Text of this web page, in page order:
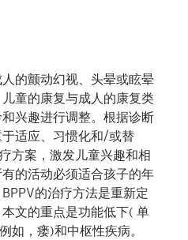
的颤动幻视、头晕或眩晕
童的康复与成人的康复类
兴趣进行调整。根据诊断
适应、习惯化和/或替
方案，激发儿童兴趣和相
的活动必须适合孩子的年
BPPV的治疗方法是重新定
文的重点是功能低下(单
例如，瘘)和中枢性疾病。